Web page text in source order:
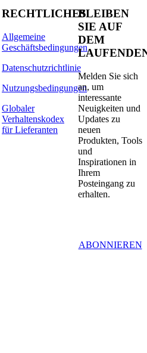
RECHTLICHES
Allgemeine
Geschäftsbedingungen
Datenschutzrichtlinie
Nutzungsbedingungen
Globaler
Verhaltenskodex
für Lieferanten
BLEIBEN
SIE AUF
DEM
Melden Sie sich
an, um
interessante
Neuigkeiten und
Updates zu
neuen
Produkten, Tools
und
Inspirationen in
Ihrem
Posteingang zu
erhalten.
ABONNIEREN